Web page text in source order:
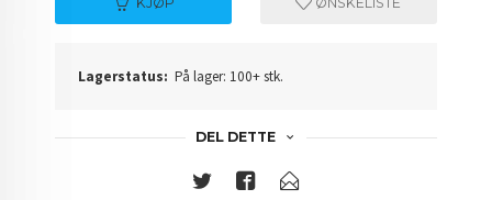
Lagerstatus: På lager: 100+ stk.
DEL DETTE